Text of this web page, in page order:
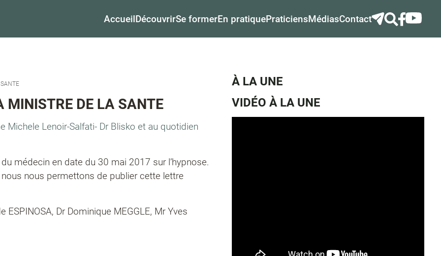
AccueilDécouvrirSe formerEn pratiquePraticiensMédiasContact
MINISTRE DE LA SANTE
Michele Lenoir-Salfati- Dr Blisko et au quotidien
médecin en date du 30 mai 2017 sur l’hypnose.
nous permettons de publier cette lettre
ESPINOSA, Dr Dominique MEGGLE, Mr Yves
À LA UNE
VIDÉO À LA UNE